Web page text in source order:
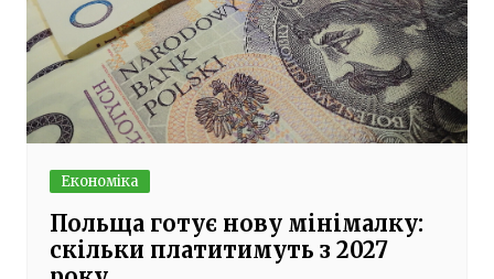
Економіка
Польща готує нову мінімалку:
скільки платитимуть з 2027